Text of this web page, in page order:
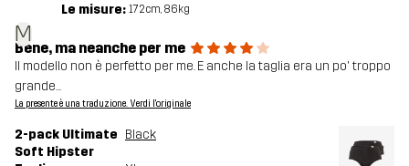
M
Le misure: 172cm, 86kg
Bene, ma neanche per me
Il modello non è perfetto per me. E anche la taglia era un po' troppo
grande...
La presente è una traduzione. Verdi l'originale
2-pack Ultimate
Soft Hipster
Black